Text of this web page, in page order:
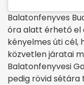
Balatonfenyves
óra alatt érhető el
kényelmes úti cél,
közvetlen járatai
Balatonfenyvesi
pedig rövid sétára